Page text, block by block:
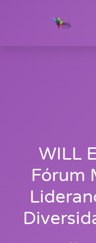
WILL
Fórum